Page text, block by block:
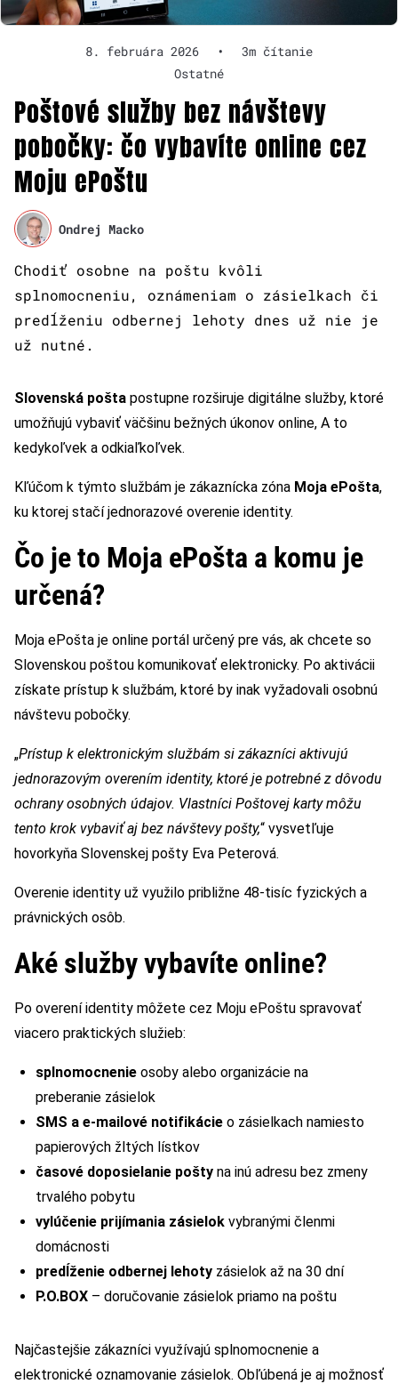
8. februára 2026 •
3m čítanie
Ostatné
Poštové služby bez návštevy
pobočky: čo vybavíte online cez
Moju ePoštu
Ondrej Macko
Chodiť osobne na poštu kvôli
splnomocneniu, oznámeniam o zásielkach či
predĺženiu odbernej lehoty dnes už nie je
už nutné.
Slovenská pošta postupne rozširuje digitálne služby, ktoré
umožňujú vybaviť väčšinu bežných úkonov online, A to
kedykoľvek a odkiaľkoľvek.
Kľúčom k týmto službám je zákaznícka zóna Moja ePošta,
ku ktorej stačí jednorazové overenie identity.
Čo je to Moja ePošta a komu je
určená?
Moja ePošta je online portál určený pre vás, ak chcete so
Slovenskou poštou komunikovať elektronicky. Po aktivácii
získate prístup k službám, ktoré by inak vyžadovali osobnú
návštevu pobočky.
„Prístup k elektronickým službám si zákazníci aktivujú
jednorazovým overením identity, ktoré je potrebné z dôvodu
ochrany osobných údajov. Vlastníci Poštovej karty môžu
tento krok vybaviť aj bez návštevy pošty,“ vysvetľuje
hovorkyňa Slovenskej pošty Eva Peterová.
Overenie identity už využilo približne 48-tisíc fyzických a
právnických osôb.
Aké služby vybavíte online?
Po overení identity môžete cez Moju ePoštu spravovať
viacero praktických služieb:
splnomocnenie osoby alebo organizácie na
preberanie zásielok
SMS a e-mailové notifikácie o zásielkach namiesto
papierových žltých lístkov
časové doposielanie pošty na inú adresu bez zmeny
trvalého pobytu
vylúčenie prijímania zásielok vybranými členmi
domácnosti
predĺženie odbernej lehoty zásielok až na 30 dní
P.O.BOX – doručovanie zásielok priamo na poštu
Najčastejšie zákazníci využívajú splnomocnenie a
elektronické oznamovanie zásielok. Obľúbená je aj možnosť